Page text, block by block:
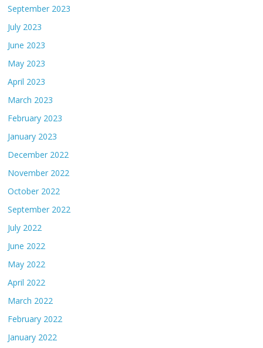
September 2023
July 2023
June 2023
May 2023
April 2023
March 2023
February 2023
January 2023
December 2022
November 2022
October 2022
September 2022
July 2022
June 2022
May 2022
April 2022
March 2022
February 2022
January 2022